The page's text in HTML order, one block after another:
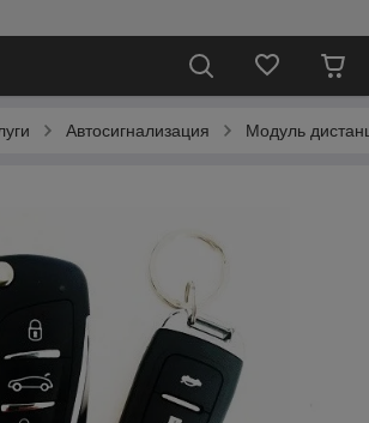
Автосигнализация Модуль